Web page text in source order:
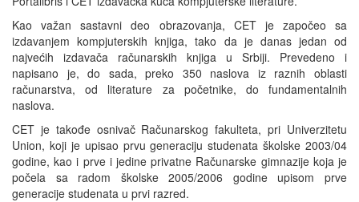
Kao važan sastavni deo obrazovanja, CET je započeo sa
izdavanjem kompjuterskih knjiga, tako da je danas jedan od
najvećih izdavača računarskih knjiga u Srbiji. Prevedeno i
napisano je, do sada, preko 350 naslova iz raznih oblasti
računarstva, od literature za početnike, do fundamentalnih
naslova.
CET je takođe osnivač Računarskog fakulteta, pri Univerzitetu
Union, koji je upisao prvu generaciju studenata školske 2003/04
godine, kao i prve i jedine privatne Računarske gimnazije koja je
počela sa radom školske 2005/2006 godine upisom prve
generacije studenata u prvi razred.